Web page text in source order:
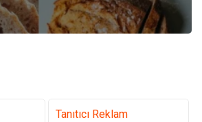
Tanıtıcı Reklam